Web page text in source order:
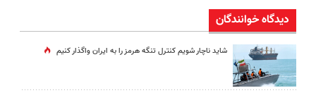
دیدگاه خوانندگان
شاید ناچار شویم کنترل تنگه هرمز را به ایران واگذار کنیم